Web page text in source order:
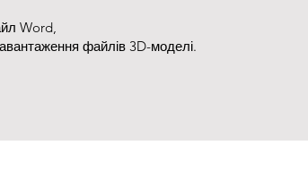
Word,
файлів 3D-моделі.